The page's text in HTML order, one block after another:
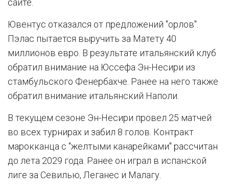
сайте.
Ювентус отказался от предложений "орлов".
Пэлас пытается выручить за Матету 40
миллионов евро. В результате итальянский клуб
обратил внимание на Юссефа Эн-Несири из
стамбульского Фенербахче. Ранее на него также
обратил внимание итальянский Наполи.
В текущем сезоне Эн-Несири провел 25 матчей
во всех турнирах и забил 8 голов. Контракт
марокканца с "желтыми канарейками" рассчитан
до лета 2029 года. Ранее он играл в испанской
лиге за Севилью, Леганес и Малагу.